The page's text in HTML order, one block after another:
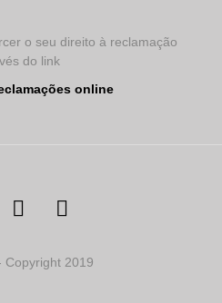
o seu direito à reclamação
do link
Copyright 2019